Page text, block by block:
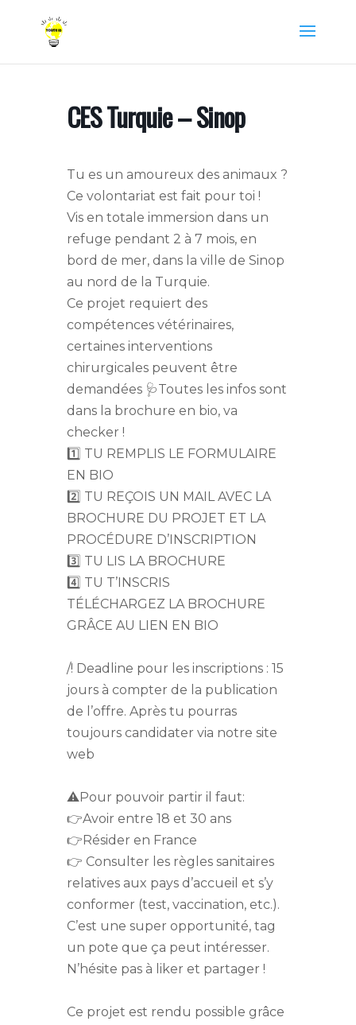
CES Turquie – Sinop
Tu es un amoureux des animaux ?
Ce volontariat est fait pour toi !
Vis en totale immersion dans un
refuge pendant 2 à 7 mois, en
bord de mer, dans la ville de Sinop
au nord de la Turquie.
Ce projet requiert des
compétences vétérinaires,
certaines interventions
chirurgicales peuvent être
demandées 🩺Toutes les infos sont
dans la brochure en bio, va
checker !
1️⃣ TU REMPLIS LE FORMULAIRE
EN BIO
2️⃣ TU REÇOIS UN MAIL AVEC LA
BROCHURE DU PROJET ET LA
PROCÉDURE D’INSCRIPTION
3️⃣ TU LIS LA BROCHURE
4️⃣ TU T’INSCRIS
TÉLÉCHARGEZ LA BROCHURE
GRÂCE AU LIEN EN BIO
/! Deadline pour les inscriptions : 15
jours à compter de la publication
de l’offre. Après tu pourras
toujours candidater via notre site
web
⚠️Pour pouvoir partir il faut:
👉Avoir entre 18 et 30 ans
👉Résider en France
👉 Consulter les règles sanitaires
relatives aux pays d’accueil et s’y
conformer (test, vaccination, etc.).
C’est une super opportunité, tag
un pote que ça peut intéresser.
N’hésite pas à liker et partager !
Ce projet est rendu possible grâce